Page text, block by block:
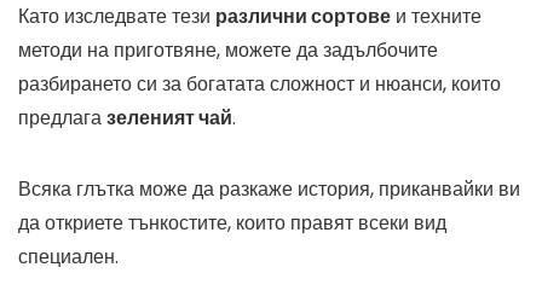
Като изследвате тези различни сортове и техните
методи на приготвяне, можете да задълбочите
разбирането си за богатата сложност и нюанси, които
предлагазеленият чай.
Всяка глътка може да разкаже история, приканвайки ви
да откриете тънкостите, които правят всеки вид
специален.